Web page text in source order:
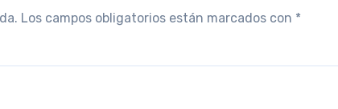
Los campos obligatorios están marcados con *